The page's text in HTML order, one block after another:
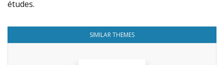
études.
SIMILAR THEMES